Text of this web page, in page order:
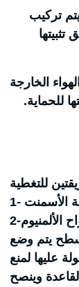
تركيب
الخارجة
للحماية.
الأسمنت
الألمنيوم
يتم وضع
عليها لمنع
وينصح